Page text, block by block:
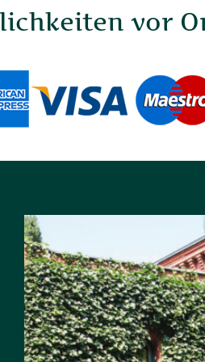
vor